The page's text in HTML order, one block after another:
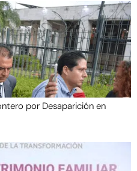
por Desaparición en